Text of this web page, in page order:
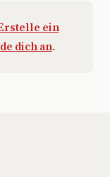
ein
dich an.